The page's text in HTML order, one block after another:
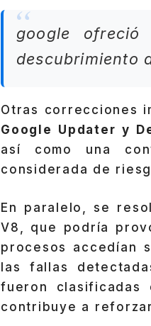
google
descubrimiento
Otras correcciones
Google Updater y
así como una
considerada de
En paralelo, se
V8, que podría
procesos accedían
las fallas
fueron clasificadas
contribuye a